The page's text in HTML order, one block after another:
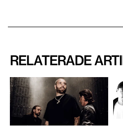
RELATERADE